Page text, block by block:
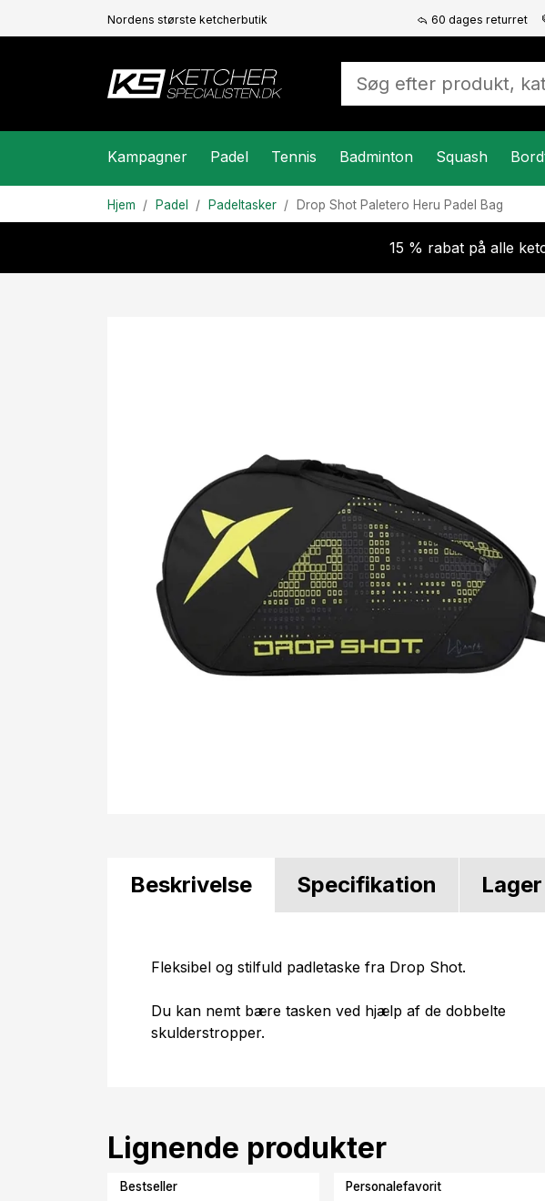
Nordens største ketcherbutik 60 dages returret
Kampagner Padel Tennis Badminton Squash
Hjem Padel Padeltasker Drop Shot Paletero Heru Padel Bag
15 % rabat på alle
Beskrivelse Specifikation Lager
Fleksibel og stilfuld padletaske fra Drop Shot.
Du kan nemt bære tasken ved hjælp af de dobbelte
skulderstropper.
Lignende produkter
Bestseller Personalefavorit